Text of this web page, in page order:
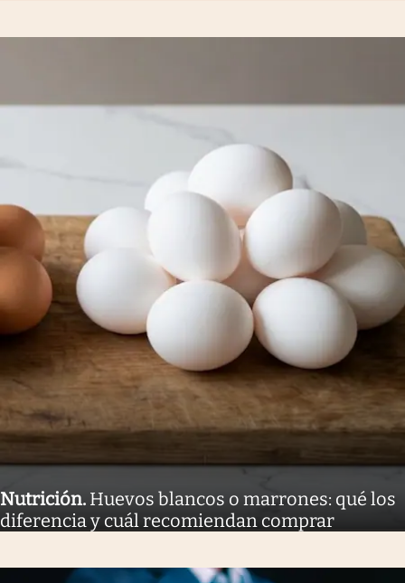
Nutrición. Huevos blancos o marrones: qué los
diferencia y cuál recomiendan comprar